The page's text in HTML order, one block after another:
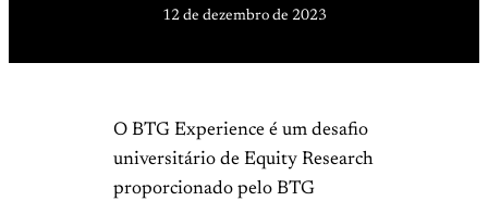
12 de dezembro de 2023
O BTG Experience é um desafio
universitário de Equity Research
proporcionado pelo BTG